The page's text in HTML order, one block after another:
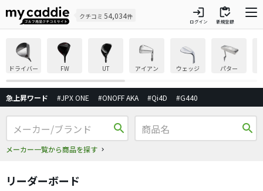
クチコミ 54,034件 login
ログイン
inventory
新規登録
ドライバー FW UT アイアン ウェッジ パター
急上昇ワード #JPX ONE #ONOFF AKA #Qi4D #G440
search
メーカー一覧から商品を探す
search
リーダーボード